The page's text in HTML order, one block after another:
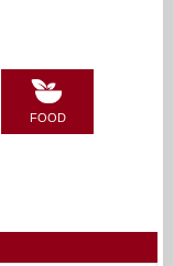
FOOD